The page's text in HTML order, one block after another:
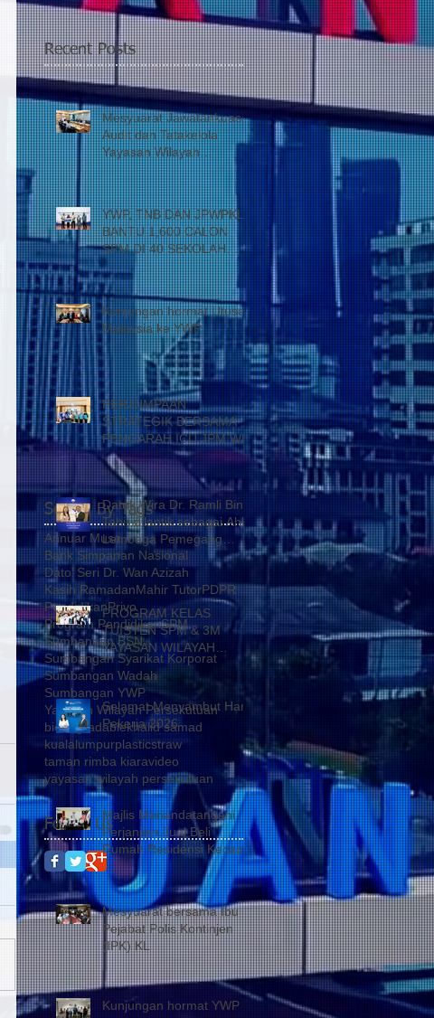
Recent Posts
Search By Tags
Annuar Musa
Bank Simpanan Nasional
Dato’ Seri Dr. Wan Azizah
Kasih RamadanMahir TutorPDPR
PendidikanPrivo
Program PendidikanSPM
Sumbangan BSN
Sumbangan Syarikat Korporat
Sumbangan Wadah
Sumbangan YWP
Yayasan Wilayah Persekutuan
biodegradablekhalid samad
kualalumpurplasticstraw
taman rimba kiaravideo
yayasan wilayah persekutuan
Follow Us
Mesyuarat Jawatankuasa
Audit dan Tatakelola
Yayasan Wilayah
Persekutuan (JATK)
YWP, TNB DAN JPWPKL
BANTU 1,600 CALON
SPM DI 40 SEKOLAH
KUALA LUMPUR
Kunjungan hormat Utusan
Malaysia ke YWP
PERJUMPAAN
STRATEGIK BERSAMA
PENGARAH ICU JPM WP
Datuk Wira Dr. Ramli Bin
Tahir dilantik sebagai Ahli
Lembaga Pemegang
Amanah Yayasan Wilayah
Persekutuan
PROGRAM KELAS
TUISYEN SPM & 3M
YAYASAN WILAYAH
PERSEKUTUAN –
YAYASAN HASANAH
CATAT KEJAYAAN
MEMBANGGAKAN
Selamat Menyambut Hari
Pekerja 2026
Majlis Menandatangani
Perjanjian Jual Beli
Rumah Residensi Kecapi
Mesyuarat bersama Ibu
Pejabat Polis Kontinjen
(IPK) KL
Kunjungan hormat YWP